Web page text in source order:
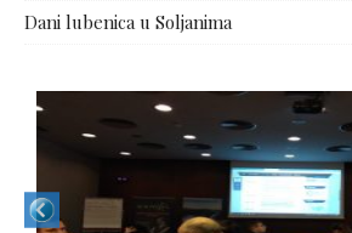
Dani lubenica u Soljanima